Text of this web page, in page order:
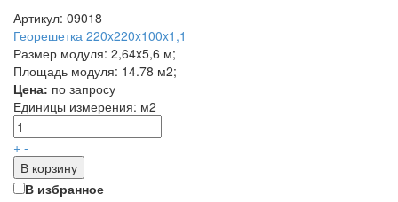
Артикул: 09018
Георешетка 220x220x100x1,1
Размер модуля: 2,64x5,6 м;
Площадь модуля: 14.78 м2;
Цена: по запросу
Единицы измерения: м2
+ -
В корзину
В избранное